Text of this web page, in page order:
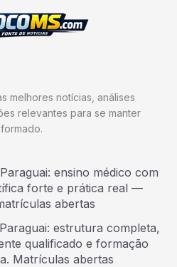
melhores notícias, análises
relevantes para se manter
ensino médico com
forte e prática real —
abertas
estrutura completa,
qualificado e formação
Matrículas abertas